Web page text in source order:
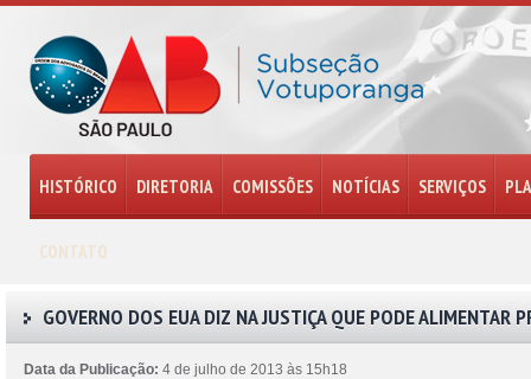
HISTÓRICO DIRETORIA COMISSÕES NOTÍCIAS SERVIÇOS
CONTATO
GOVERNO DOS EUA DIZ NA JUSTIÇA QUE PODE ALIMENTAR
Data da Publicação: 4 de julho de 2013 às 15h18